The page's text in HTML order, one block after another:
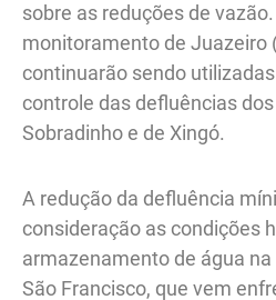
sobre as reduções de
monitoramento de Juazeiro
continuarão sendo
controle das defluências
Sobradinho e de Xingó.
A redução da defluência
consideração as condições
armazenamento de água
São Francisco, que vem